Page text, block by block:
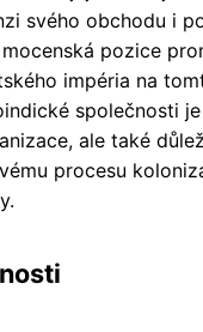
svého obchodu i
pozice
impéria na
společnosti
ale také
procesu